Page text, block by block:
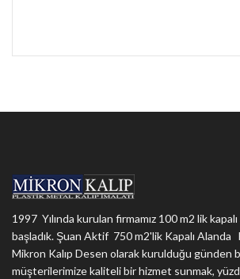
1997 Yılında kurulan firmamız 100 m2 lik
başladık. Şuan Aktif 750 m2'lik Kapalı
Mikron Kalıp Desen olarak kurulduğu günden
müşterilerimize kaliteli bir hizmet sunmak,